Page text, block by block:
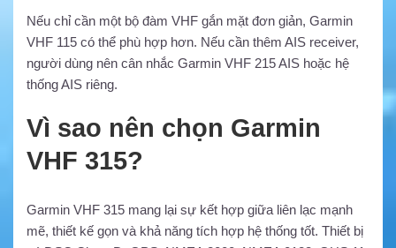
Nếu chỉ cần một bộ đàm VHF gắn mặt đơn giản, Garmin
VHF 115 có thể phù hợp hơn. Nếu cần thêm AIS receiver,
người dùng nên cân nhắc Garmin VHF 215 AIS hoặc hệ
thống AIS riêng.
Vì sao nên chọn Garmin
VHF 315?
Garmin VHF 315 mang lại sự kết hợp giữa liên lạc mạnh
mẽ, thiết kế gọn và khả năng tích hợp hệ thống tốt. Thiết bị